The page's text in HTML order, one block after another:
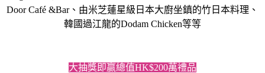
Door Café &Bar、由米芝蓮星級日本大廚坐鎮的竹日本料理、
韓國過江龍的Dodam Chicken等等
大抽獎即嬴總值HK$200萬禮品